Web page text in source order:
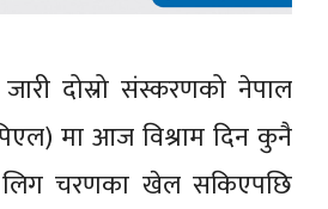
दोस्रो संस्करणको नेपाल
मा आज विश्राम दिन कुनै
चरणका खेल सकिएपछि